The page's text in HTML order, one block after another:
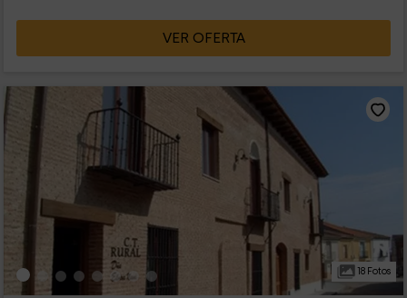
VER OFERTA
18 Fotos